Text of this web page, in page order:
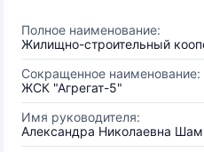
Полное наименование:
Жилищно-строительный
Сокращенное наименование:
ЖСК "Агрегат-5"
Имя руководителя:
Александра Николаевна